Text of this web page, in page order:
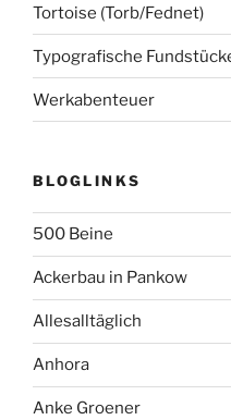
Tortoise (Torb/Fednet)
Typografische
Werkabenteuer
BLOGLINKS
500 Beine
Ackerbau in Pankow
Allesalltäglich
Anhora
Anke Groener